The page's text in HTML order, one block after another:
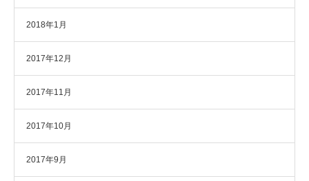
2018年1月
2017年12月
2017年11月
2017年10月
2017年9月